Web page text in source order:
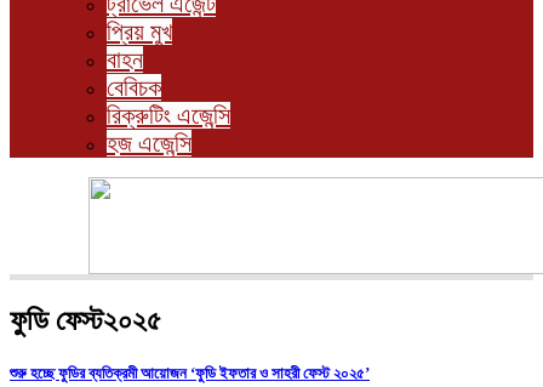
প্রিয় মুখ
বাহন
বেবিচক
রিক্রুটিং এজেন্সি
হজ এজেন্সি
ফুডি ফেস্ট২০২৫
শুরু হচ্ছে ফুডির ব্যতিক্রমী আয়োজন ‘ফুডি ইফতার ও সাহরী ফেস্ট ২০২৫’